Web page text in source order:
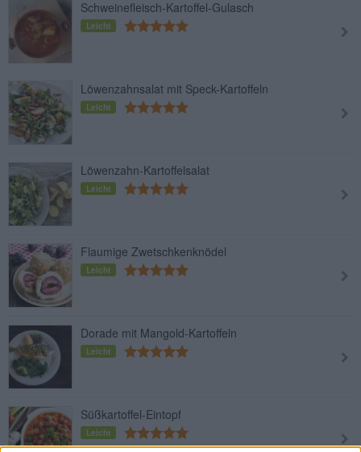
Schweinefleisch-Kartoffel-Gulasch
Leicht
Löwenzahnsalat mit Speck-Kartoffeln
Leicht
Löwenzahn-Kartoffelsalat
Leicht
Flaumige Zwetschkenknödel
Leicht
Dorade mit Mangold-Kartoffeln
Leicht
Süßkartoffel-Eintopf
Leicht